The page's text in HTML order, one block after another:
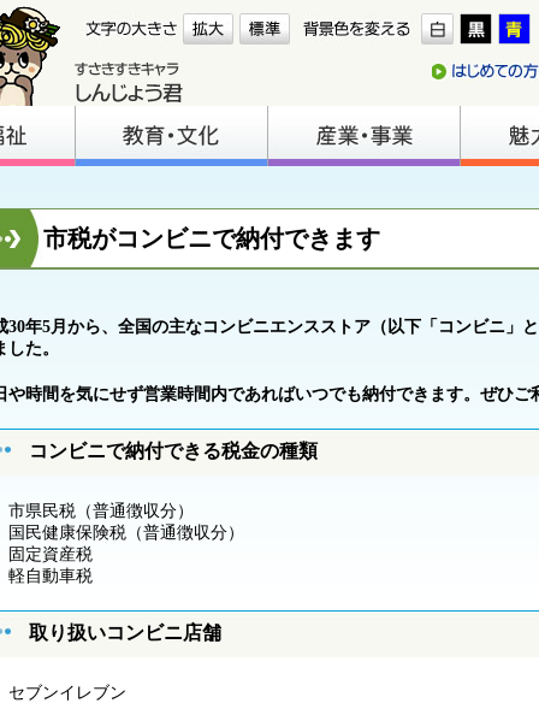
市税がコンビニで納付できます
30年5月から、全国の主なコンビニエンスストア（以下「コンビニ」
した。
や時間を気にせず営業時間内であればいつでも納付できます。ぜひご
コンビニで納付できる税金の種類
市県民税（普通徴収分）
国民健康保険税（普通徴収分）
固定資産税
軽自動車税
取り扱いコンビニ店舗
セブンイレブン